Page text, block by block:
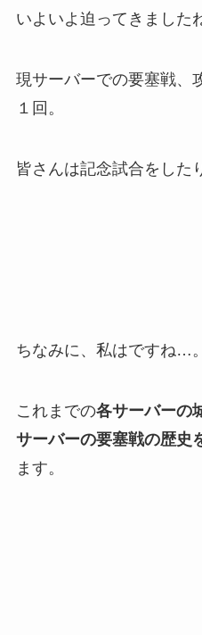
いよいよ迫ってきました
現サーバーでの要塞戦、
１回。
皆さんは記念試合をした
ちなみに、私はですね…。
これまでの各サーバーの
サーバーの要塞戦の歴史
ます。